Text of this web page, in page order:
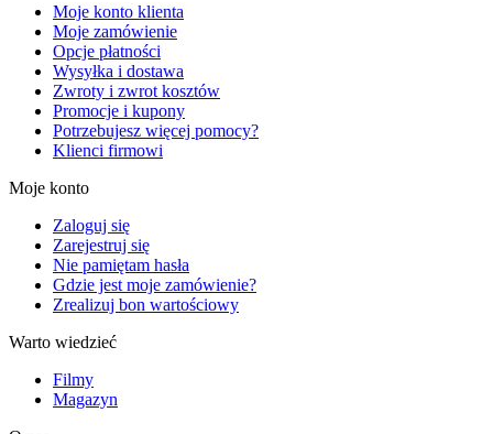
Moje konto klienta
Moje zamówienie
Opcje płatności
Wysyłka i dostawa
Zwroty i zwrot kosztów
Promocje i kupony
Potrzebujesz więcej pomocy?
Klienci firmowi
Moje konto
Zaloguj się
Zarejestruj się
Nie pamiętam hasła
Gdzie jest moje zamówienie?
Zrealizuj bon wartościowy
Warto wiedzieć
Filmy
Magazyn